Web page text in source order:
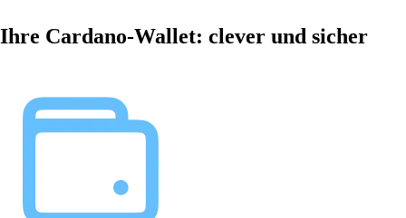
Ihre Cardano-Wallet: clever und sicher